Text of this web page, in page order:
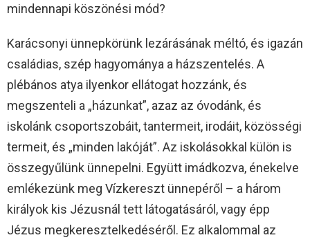
mindennapi köszönési mód?
Karácsonyi ünnepkörünk lezárásának méltó, és igazán
családias, szép hagyománya a házszentelés. A
plébános atya ilyenkor ellátogat hozzánk, és
megszenteli a „házunkat”, azaz az óvodánk, és
iskolánk csoportszobáit, tantermeit, irodáit, közösségi
termeit, és „minden lakóját”. Az iskolásokkal külön is
összegyűlünk ünnepelni. Együtt imádkozva, énekelve
emlékezünk meg Vízkereszt ünnepéről – a három
királyok kis Jézusnál tett látogatásáról, vagy épp
Jézus megkeresztelkedéséről. Ez alkalommal az